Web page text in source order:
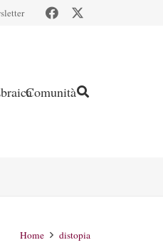
Comunità
Home distopia